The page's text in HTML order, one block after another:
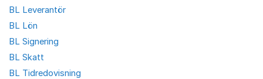
BL Leverantör
BL Lön
BL Signering
BL Skatt
BL Tidredovisning